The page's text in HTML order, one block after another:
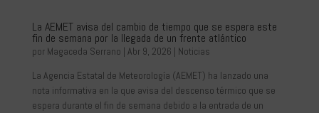
La AEMET avisa del cambio de tiempo que se espera este
fin de semana por la llegada de un frente atlántico
por Magaceda Serrano | Abr 9, 2026 | Noticias
La Agencia Estatal de Meteorología (AEMET) ha lanzado una
nota informativa en la que avisa del descenso térmico que se
espera durante el fin de semana debido a la entrada de un